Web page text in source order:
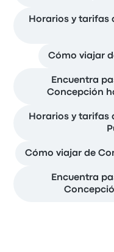
Horarios y tarifas
Cómo viajar
Encuentra
Concepción
Horarios y tarifas
Cómo viajar de
Encuentra